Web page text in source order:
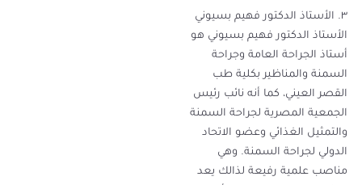
٣. الأستاذ الدكتور فهيم بسيوني
الأستاذ الدكتور فهيم بسيوني هو
أستاذ الجراحة العامة وجراحة
السمنة والمناظير بكلية طب
القصر العيني، كما أنه نائب رئيس
الجمعية المصرية لجراحة السمنة
والتمثيل الغذائي وعضو الاتحاد
الدولي لجراحة السمنة. وهي
مناصب علمية رفيعة لذالك يعد